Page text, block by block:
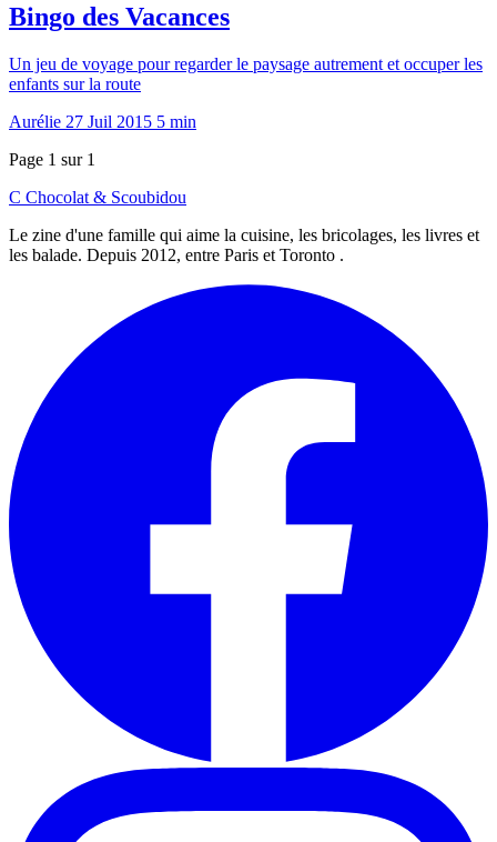
Bingo des Vacances
Un jeu de voyage pour regarder le paysage autrement et occuper les
enfants sur la route
Aurélie 27 Juil 2015 5 min
Page 1 sur 1
C Chocolat & Scoubidou
Le zine d'une famille qui aime la cuisine, les bricolages, les livres et
les balade. Depuis 2012, entre Paris et Toronto .